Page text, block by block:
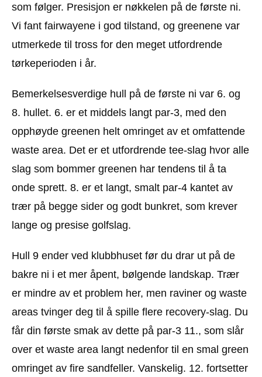
som følger. Presisjon er nøkkelen på de første ni.
Vi fant fairwayene i god tilstand, og greenene var
utmerkede til tross for den meget utfordrende
tørkeperioden i år.
Bemerkelsesverdige hull på de første ni var 6. og
8. hullet. 6. er et middels langt par-3, med den
opphøyde greenen helt omringet av et omfattende
waste area. Det er et utfordrende tee-slag hvor alle
slag som bommer greenen har tendens til å ta
onde sprett. 8. er et langt, smalt par-4 kantet av
trær på begge sider og godt bunkret, som krever
lange og presise golfslag.
Hull 9 ender ved klubbhuset før du drar ut på de
bakre ni i et mer åpent, bølgende landskap. Trær
er mindre av et problem her, men raviner og waste
areas tvinger deg til å spille flere recovery-slag. Du
får din første smak av dette på par-3 11., som slår
over et waste area langt nedenfor til en smal green
omringet av fire sandfeller. Vanskelig. 12. fortsetter